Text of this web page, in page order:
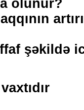
olunur?
şəkildə